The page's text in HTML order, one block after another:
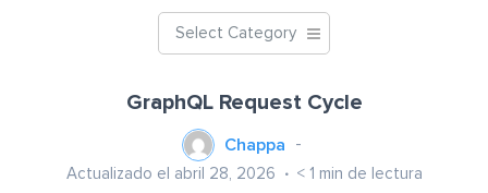
Select Category
GraphQL Request Cycle
Chappa
Actualizado el abril 28, 2026 < 1 min de lectura